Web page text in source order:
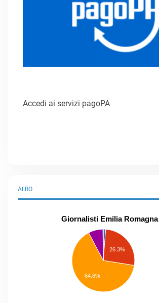
Accedi ai servizi pagoPA
ALBO
Giornalisti Emilia Romagna
26.3%
64.8%